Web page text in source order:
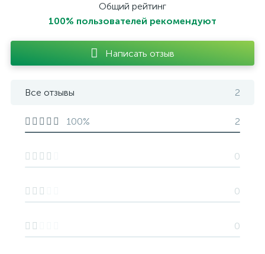
Общий рейтинг
100% пользователей рекомендуют
Написать отзыв
Все отзывы 2
100% 2
0
0
0